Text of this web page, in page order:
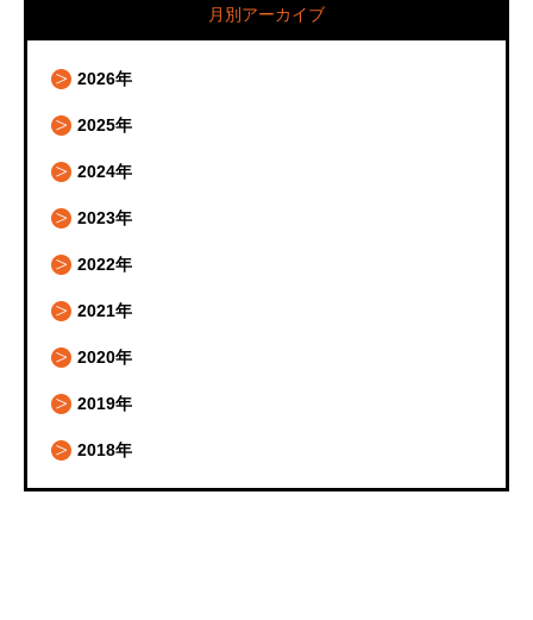
月別アーカイブ
2026年
2025年
2024年
2023年
2022年
2021年
2020年
2019年
2018年